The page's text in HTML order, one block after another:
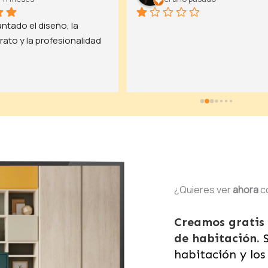
de trabajar con
diseño y la construcción
escuchar nuestras
optimizar el espacio
sino también
combinación de
resulta
acertada, ofreciendo
cálido y moderno a la
son de muy
funcionó bien al principio, pero la
vinieron a cambiar sin
¿Quieres verahora
Creamos
de habitación.
habitación y los